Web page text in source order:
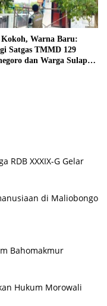
Warna Baru:
Satgas TMMD 129
dan Warga Sulap
RDB XXXIX-G Gelar
di Maliobongo
Bahomakmur
Hukum Morowali